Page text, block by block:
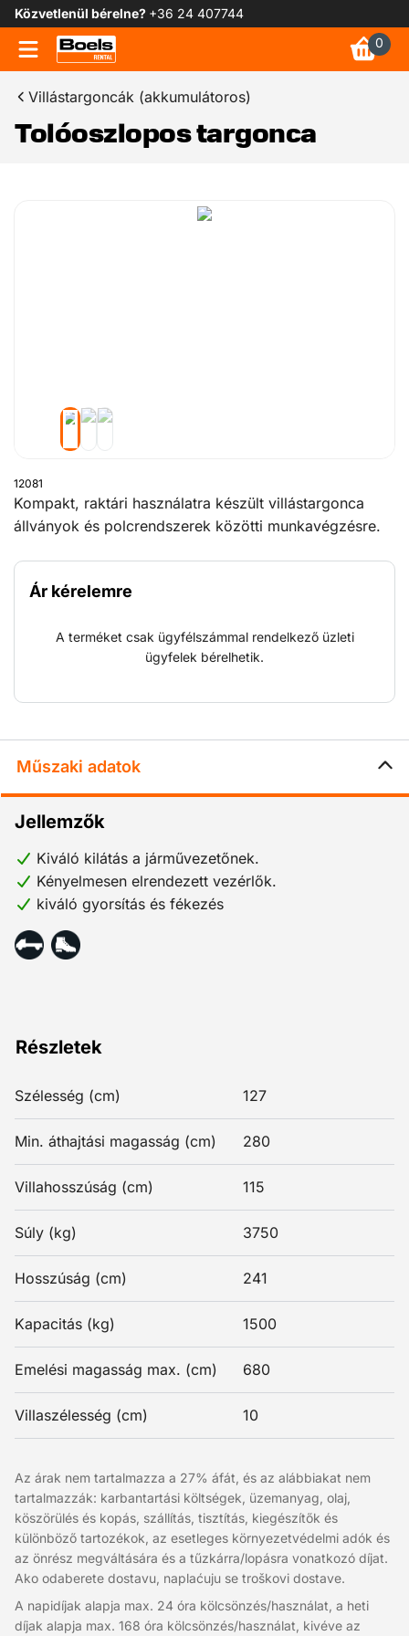
Közvetlenül bérelne? +36 24 407744
0
Villástargoncák (akkumulátoros)
Tolóoszlopos targonca
12081
Kompakt, raktári használatra készült villástargonca
állványok és polcrendszerek közötti munkavégzésre.
biztonságos. Így a vezető kiválóan rálát a teherre,
függetlenül annak magasságától. Kezelése egyszerű; a
Ár kérelemre
A terméket csak ügyfélszámmal rendelkező üzleti
ügyfelek bérelhetik.
Műszaki adatok
Részletek
Szélesség (cm) 127
Min. áthajtási magasság (cm) 280
Villahosszúság (cm) 115
Súly (kg) 3750
Hosszúság (cm) 241
Kapacitás (kg) 1500
Emelési magasság max. (cm) 680
Villaszélesség (cm) 10
Jellemzők
Kiváló kilátás a járművezetőnek.
Kényelmesen elrendezett vezérlők.
kiváló gyorsítás és fékezés
Az árak nem tartalmazza a 27% áfát, és az alábbiakat nem
tartalmazzák: karbantartási költségek, üzemanyag, olaj,
köszörülés és kopás, szállítás, tisztítás, kiegészítők és
különböző tartozékok, az esetleges környezetvédelmi adók és
az önrész megváltására és a tűzkárra/lopásra vonatkozó díjat.
Ako odaberete dostavu, naplaćuju se troškovi dostave.
A napidíjak alapja max. 24 óra kölcsönzés/használat, a heti
díjak alapja max. 168 óra kölcsönzés/használat, kivéve az